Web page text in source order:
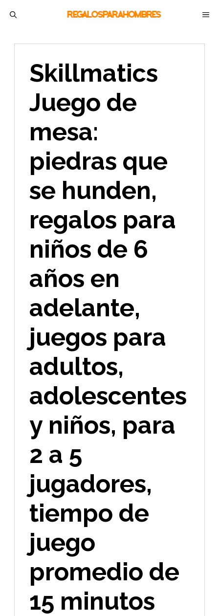
Skillmatics
Juego de
mesa:
piedras que
se hunden,
regalos para
niños de 6
años en
adelante,
juegos para
adultos,
adolescentes
y niños, para
2 a 5
jugadores,
tiempo de
juego
promedio de
15 minutos